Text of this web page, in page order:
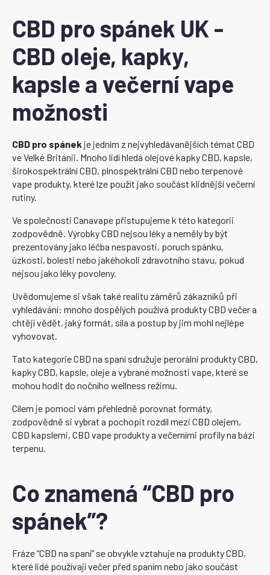
CBD pro spánek UK -
CBD oleje, kapky,
kapsle a večerní vape
možnosti
CBD pro spánek je jedním z nejvyhledávanějších témat CBD
ve Velké Británii. Mnoho lidí hledá olejové kapky CBD, kapsle,
širokospektrální CBD, plnospektrální CBD nebo terpenové
vape produkty, které lze použít jako součást klidnější večerní
rutiny.
Ve společnosti Canavape přistupujeme k této kategorii
zodpovědně. Výrobky CBD nejsou léky a neměly by být
prezentovány jako léčba nespavosti, poruch spánku,
úzkosti, bolesti nebo jakéhokoli zdravotního stavu, pokud
nejsou jako léky povoleny.
Uvědomujeme si však také realitu záměrů zákazníků při
vyhledávání: mnoho dospělých používá produkty CBD večer a
chtějí vědět, jaký formát, síla a postup by jim mohl nejlépe
vyhovovat.
Tato kategorie CBD na spaní sdružuje perorální produkty CBD,
kapky CBD, kapsle, oleje a vybrané možnosti vape, které se
mohou hodit do nočního wellness režimu.
Cílem je pomoci vám přehledně porovnat formáty,
zodpovědně si vybrat a pochopit rozdíl mezi CBD olejem,
CBD kapslemi, CBD vape produkty a večerními profily na bázi
terpenu.
Co znamená “CBD pro
spánek”?
Fráze “CBD na spaní” se obvykle vztahuje na produkty CBD,
které lidé používají večer před spaním nebo jako součást